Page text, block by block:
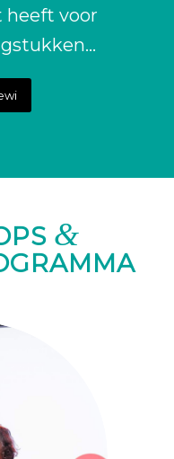
heeft voor
&